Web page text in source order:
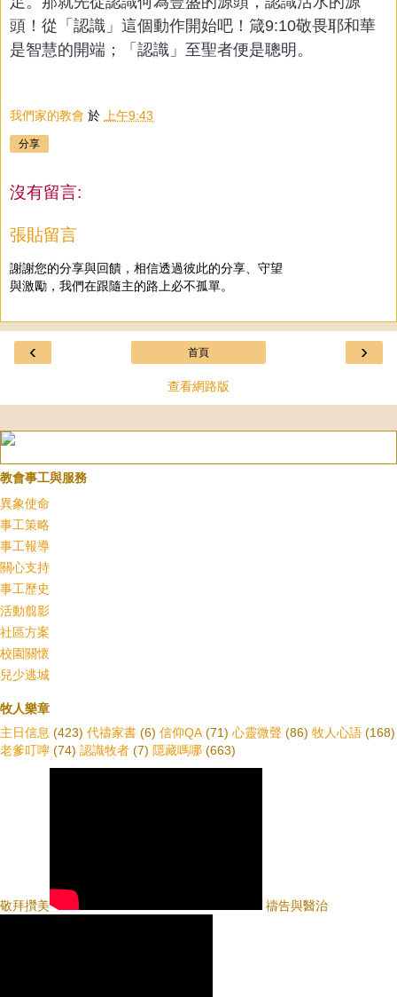
頭！從「認識」這個動作開始吧！箴9:10敬畏耶和華
是智慧的開端；「認識」至聖者便是聰明。
我們家的教會 於 上午9:43
分享
沒有留言:
張貼留言
謝謝您的分享與回饋，相信透過彼此的分享、守望
與激勵，我們在跟隨主的路上必不孤單。
‹ ›
首頁
查看網路版
教會事工與服務
異象使命
事工策略
事工報導
關心支持
事工歷史
活動翦影
社區方案
校園關懷
兒少逃城
牧人樂章
主日信息 (423) 代禱家書 (6) 信仰QA (71) 心靈微聲 (86) 牧人心語 (168)
老爹叮嚀 (74) 認識牧者 (7) 隱藏嗎哪 (663)
敬拜攢美 禱告與醫治